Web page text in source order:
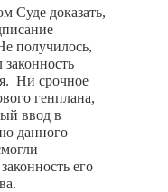
Суде доказать,
получилось,
Ни срочное
генплана,
ввод в
данного
его